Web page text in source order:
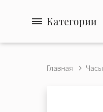
Категории
Главная Часы